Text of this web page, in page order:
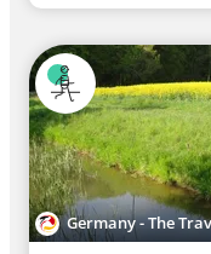
Germany - The